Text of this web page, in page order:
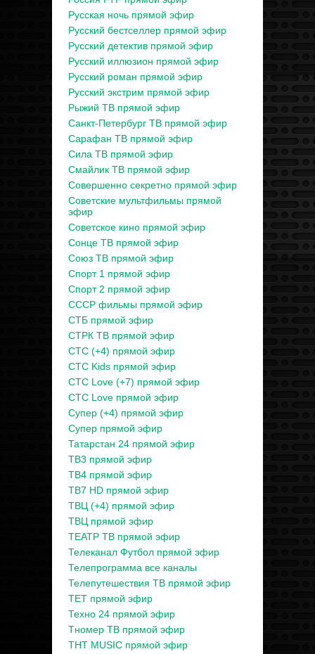
Русская ночь прямой эфир
Русский бестселлер прямой эфир
Русский детектив прямой эфир
Русский иллюзион прямой эфир
Русский роман прямой эфир
Русский экстрим прямой эфир
Рыжий ТВ прямой эфир
Санкт-Петербург ТВ прямой эфир
Сарафан ТВ прямой эфир
Сила ТВ прямой эфир
Смайлик ТВ прямой эфир
Совершенно секретно прямой эфир
Советские мультфильмы прямой
эфир
Советское кино прямой эфир
Сонце ТВ прямой эфир
Союз ТВ прямой эфир
Спорт 1 прямой эфир
Спорт 2 прямой эфир
СССР фильмы прямой эфир
СТБ прямой эфир
СТРК ТВ прямой эфир
СТС (+4) прямой эфир
СТС Kids прямой эфир
СТС Love (+7) прямой эфир
СТС Love прямой эфир
Супер (+4) прямой эфир
Супер прямой эфир
Татарстан 24 прямой эфир
ТВ3 прямой эфир
ТВ4 прямой эфир
ТВ7 HD прямой эфир
ТВЦ (+4) прямой эфир
ТВЦ прямой эфир
ТЕАТР ТВ прямой эфир
Телеканал Футбол прямой эфир
Телепрограмма все каналы
Телепутешествия ТВ прямой эфир
ТЕТ прямой эфир
Техно 24 прямой эфир
Тномер ТВ прямой эфир
ТНТ MUSIC прямой эфир